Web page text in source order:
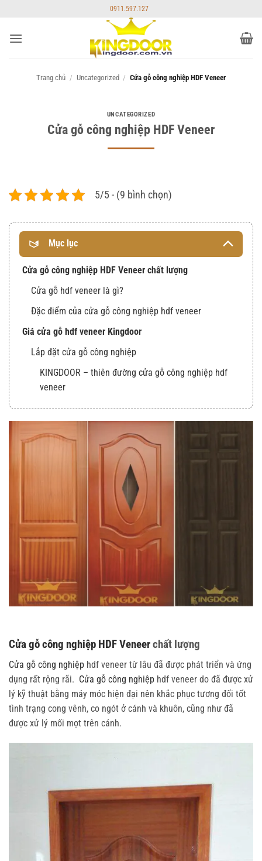
nội
0911.597.127
Trang chủ / Uncategorized / Cửa gỗ công nghiệp HDF Veneer
UNCATEGORIZED
Cửa gỗ công nghiệp HDF Veneer
5/5 - (9 bình chọn)
Mục lục
Cửa gỗ công nghiệp HDF Veneer chất lượng
Cửa gỗ hdf veneer là gì?
Đặc điểm của cửa gỗ công nghiệp hdf veneer
Giá cửa gỗ hdf veneer Kingdoor
Lắp đặt cửa gỗ công nghiệp
KINGDOOR – thiên đường cửa gỗ công nghiệp hdf
veneer
Cửa gỗ công nghiệp HDF Veneerchất lượng
Cửa gỗ công nghiệp hdf veneer từ lâu đã được phát triển và ứng
dụng rất rộng rãi. Cửa gỗ công nghiệp hdf veneer do đã được xử
lý kỹ thuật bằng máy móc hiện đại nên khắc phục tương đối tốt
tình trạng cong vênh, co ngót ở cánh và khuôn, cũng như đã
được xử lý mối mọt trên cánh.